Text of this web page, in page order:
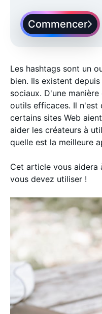
Commencer
Les hashtags sont un
bien. Ils existent
sociaux. D'une
outils efficaces. Il n'est
certains sites Web
aider les créateurs à
quelle est la meilleure
Cet article vous
vous devez utiliser !